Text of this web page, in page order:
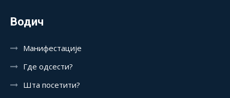
Водич
Манифестације
Где одсести?
Шта посетити?